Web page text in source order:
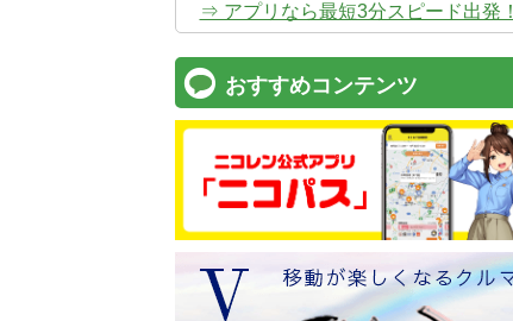
⇒ アプリなら最短3分スピード出発！
おすすめコンテンツ